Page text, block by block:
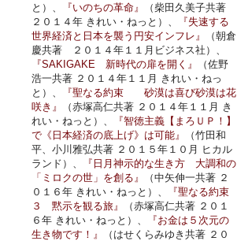
と）、
『いのちの革命』
（柴田久美子共著
２０１４年 きれい・ねっと）、
『失速する
世界経済と日本を襲う円安インフレ』
（朝倉
慶共著 ２０１４年１１月ビジネス社）、
『SAKIGAKE 新時代の扉を開く』
（佐野
浩一共著 ２０１４年１１月 きれい・ねっ
と）、
『聖なる約束 砂漠は喜び砂漠は花
咲き』
（赤塚高仁共著 ２０１４年１１月 き
れい・ねっと）、
『智徳主義【まろＵＰ！】
で《日本経済の底上げ》は可能』
（竹田和
平、小川雅弘共著 ２０１５年１０月 ヒカル
ランド）、
『日月神示的な生き方 大調和の
「ミロクの世」を創る』
（中矢伸一共著 ２
０１６年 きれい・ねっと）、
『聖なる約束
３ 黙示を観る旅』
（赤塚高仁共著 ２０１
６年 きれい・ねっと）、
『お金は５次元の
生き物です！』
（はせくらみゆき共著 ２０